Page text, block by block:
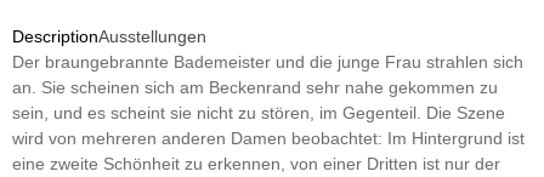
DescriptionAusstellungen
Der braungebrannte Bademeister und die junge Frau strahlen sich
an. Sie scheinen sich am Beckenrand sehr nahe gekommen zu
sein, und es scheint sie nicht zu stören, im Gegenteil. Die Szene
wird von mehreren anderen Damen beobachtet: Im Hintergrund ist
eine zweite Schönheit zu erkennen, von einer Dritten ist nur der